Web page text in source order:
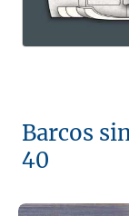
Barcos
40